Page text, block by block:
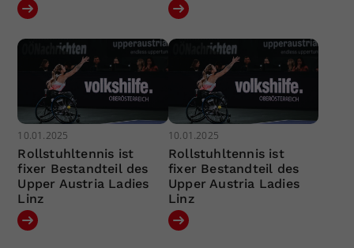
10.01.2025
Rollstuhltennis ist
fixer Bestandteil des
Upper Austria Ladies
Linz
10.01.2025
Rollstuhltennis ist
fixer Bestandteil des
Upper Austria Ladies
Linz